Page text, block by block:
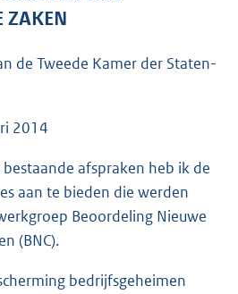
ZAKEN
de Tweede Kamer der Staten-
2014
afspraken heb ik de
aan te bieden die werden
Beoordeling Nieuwe
(BNC).
bedrijfsgeheimen